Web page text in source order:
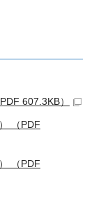
607.3KB）
（PDF
（PDF